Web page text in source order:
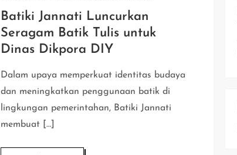
Batiki Jannati Luncurkan
Seragam Batik Tulis untuk
Dinas Dikpora DIY
Dalam upaya memperkuat identitas budaya
dan meningkatkan penggunaan batik di
lingkungan pemerintahan, Batiki Jannati
membuat […]